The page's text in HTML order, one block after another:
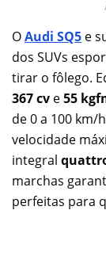
OAudi SQ5 e
dos SUVs
tirar o fôlego.
367 cv e55
de 0 a 100 km/
velocidade
integral
marchas
perfeitas para